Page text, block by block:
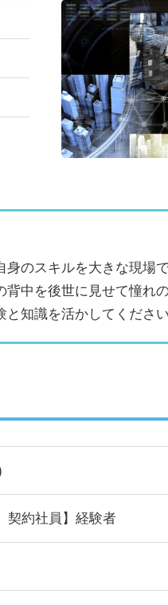
のスキルを大きな現場
中を後世に見せて憧れ
知識を活かしてください
約社員】経験者